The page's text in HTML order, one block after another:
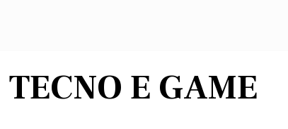
TECNO E GAME